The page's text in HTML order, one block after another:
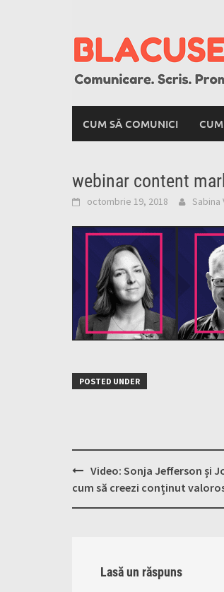
CUM SĂ COMUNICI
webinar content
octombrie 19, 2018 Sabina
POSTED UNDER
Post
navigation
Video: Sonja Jefferson și
cum să creezi conținut
Lasă un răspuns